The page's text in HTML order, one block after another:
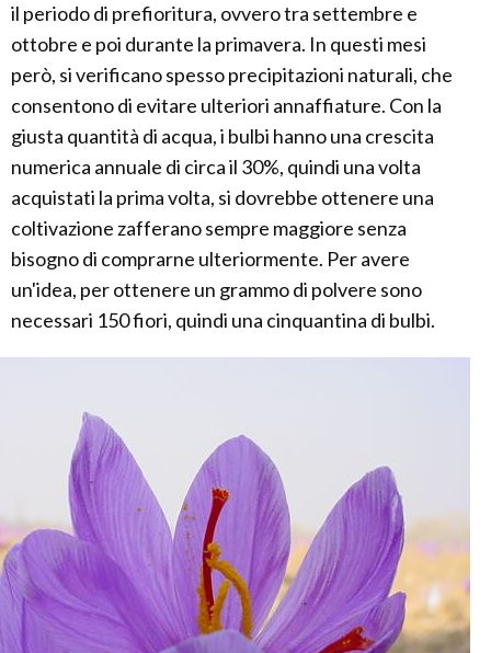
il periodo di prefioritura, ovvero tra settembre e
ottobre e poi durante la primavera. In questi mesi
però, si verificano spesso precipitazioni naturali, che
consentono di evitare ulteriori annaffiature. Con la
giusta quantità di acqua, i bulbi hanno una crescita
numerica annuale di circa il 30%, quindi una volta
acquistati la prima volta, si dovrebbe ottenere una
coltivazione zafferano sempre maggiore senza
bisogno di comprarne ulteriormente. Per avere
un'idea, per ottenere un grammo di polvere sono
necessari 150 fiori, quindi una cinquantina di bulbi.